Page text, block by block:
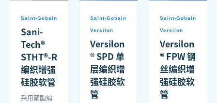
Saint-Gobain
Sani-
Tech®
STHT®-R
编织增强
硅胶软管
采用聚酯编
Saint-Gobain
Versilon
Versilon
® SPD 单
层编织增
强硅胶软
管
Saint-Gobain
Versilon
Versilon
® FPW 钢
丝编织增
强硅胶软
管